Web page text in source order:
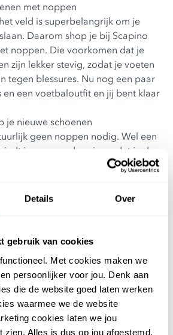
Details Over
gebruik van cookies
Met cookies maken we
persoonlijker voor jou. Denk aan
die de website goed laten werken
waarmee we de website
cookies laten we jou
zien. Alles is dus op jou afgestemd.
met noppen
veld is superbelangrijk om je
Daarom shop je bij Scapino
noppen. Die voorkomen dat je
zijn lekker stevig, zodat je voeten
tegen blessures. Nu nog een paar
en een voetbaloutfit en jij bent klaar
je nieuwe schoenen
geen noppen nodig. Wel een
je een goede grip, zodat je de
voorbijrent. Links, rechts, links.
passen het best bij jou? We hebben
Ga jij voor iconische Nike
Adidasjes, flitsende Puma’s
model van Dutchy? You’re a
voetbalschoenen!
bij scapino